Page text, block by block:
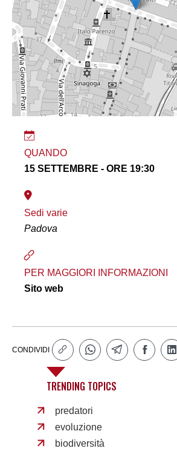
QUANDO
15 SETTEMBRE - ORE 19:30
Sedi varie
Padova
PER MAGGIORI INFORMAZIONI
Sito web
CONDIVIDI
TRENDING TOPICS
predatori
evoluzione
biodiversità